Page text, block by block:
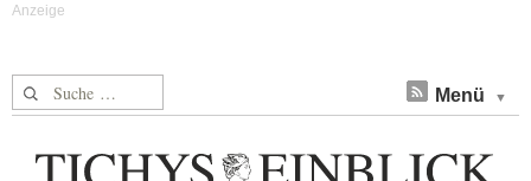
Suche nach: Menü